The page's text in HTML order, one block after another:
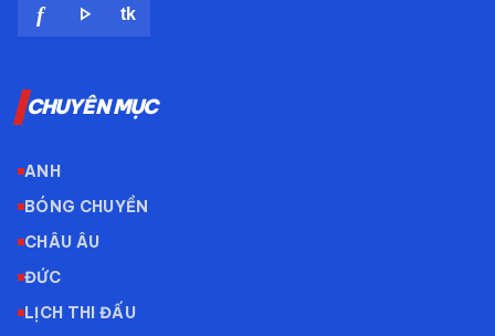
f play_arrow tk
CHUYÊN MỤC
ANH
BÓNG CHUYỀN
CHÂU ÂU
ĐỨC
LỊCH THI ĐẤU